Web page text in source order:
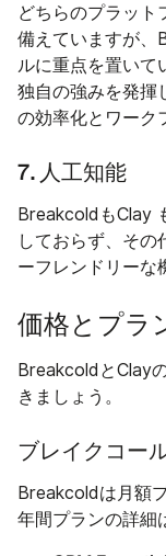
どちらのプラット
備えていますが、
ルに重点を置いて
独自の強みを発揮
の効率化とワーク
7. 人工知能
BreakcoldもClay
しておらず、そ
ーフレンドリーな
価格とプラ
BreakcoldとClay
きましょう。
ブレイクコー
Breakcoldは月額
年間プランの詳細